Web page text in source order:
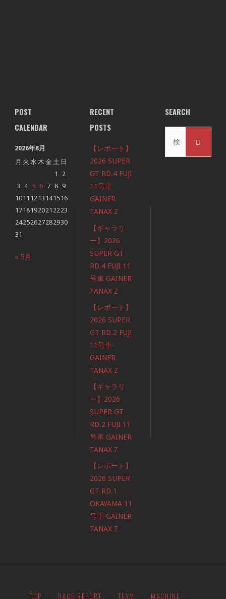
POST
CALENDAR
2026年8月
月 火 水木 金 土 日
1
2
3
4 5 6 7 8 9
1011 1213 141516
1718192021 2223
24252627282930
31
« 5月
RECENT
POSTS
【レポート】
2026 SUPER
GT RD.4 FUJI
11号車
GAINER
TANAX Z
【ギャラリ
ー】2026
SUPER GT
RD.4 FUJI 11
号車 GAINER
TANAX Z
【レポート】
2026 SUPER
GT RD.2 FUJI
11号車
GAINER
TANAX Z
【ギャラリ
ー】2026
SUPER GT
RD.2 FUJI 11
号車 GAINER
TANAX Z
【レポート】
2026 SUPER
GT RD.1
OKAYAMA 11
号車 GAINER
TANAX Z
SEARCH
対
検
TOP RACE REPORT TEAM MACHINE